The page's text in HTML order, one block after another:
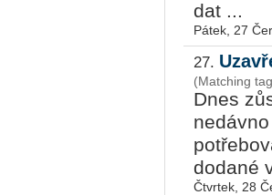
dat ...
Pátek, 27
27.
Dnes
dodané
Čtvrtek, 28